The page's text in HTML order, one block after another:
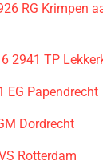
RG Krimpen
2941 TP
EG Papendrecht
Dordrecht
Rotterdam